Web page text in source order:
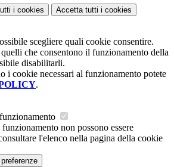
i cookies Accetta tutti i cookies
scegliere quali cookie consentire.
che consentono il funzionamento della
disabilitarli.
i cookie necessari al funzionamento potete
.
non possono essere
l'elenco nella pagina della cookie